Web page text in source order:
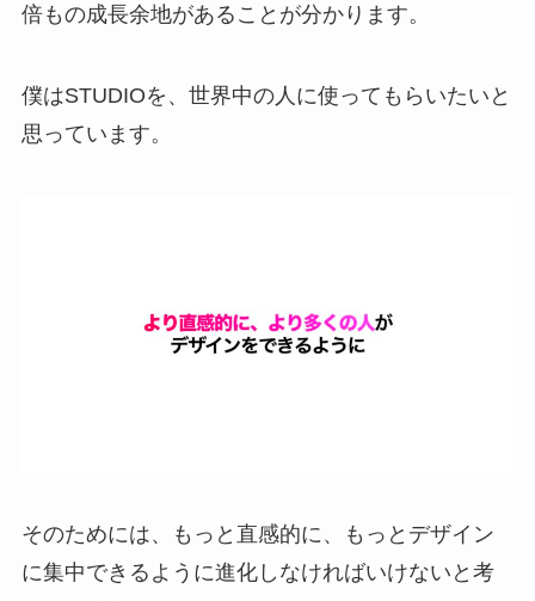
倍もの成長余地があることが分かります。
僕はSTUDIOを、世界中の人に使ってもらいたいと
思っています。
そのためには、もっと直感的に、もっとデザイン
に集中できるように進化しなければいけないと考